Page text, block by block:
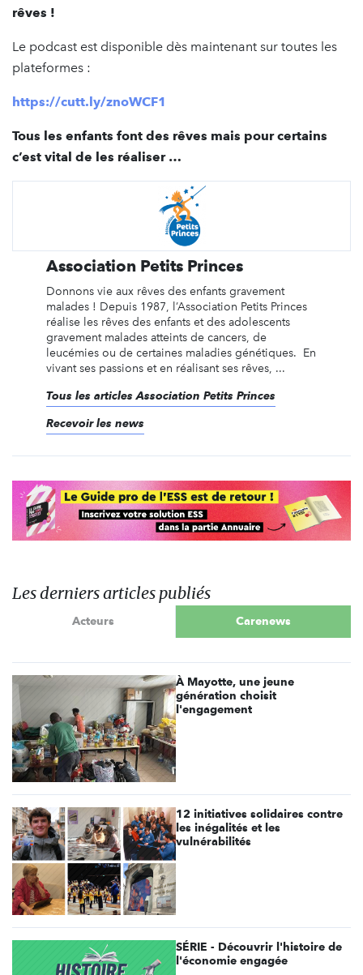
rêves !
Le podcast est disponible dès maintenant sur toutes les
plateformes :
https://cutt.ly/znoWCF1
Tous les enfants font des rêves mais pour certains
c’est vital de les réaliser …
Association Petits Princes
Donnons vie aux rêves des enfants gravement
malades ! Depuis 1987, l’Association Petits Princes
réalise les rêves des enfants et des adolescents
gravement malades atteints de cancers, de
leucémies ou de certaines maladies génétiques. En
vivant ses passions et en réalisant ses rêves, ...
Tous les articles Association Petits Princes
Recevoir les news
Les derniers articles publiés
Acteurs Carenews
À Mayotte, une jeune
génération choisit
l'engagement
12 initiatives solidaires contre
les inégalités et les
vulnérabilités
SÉRIE - Découvrir l'histoire de
l'économie engagée